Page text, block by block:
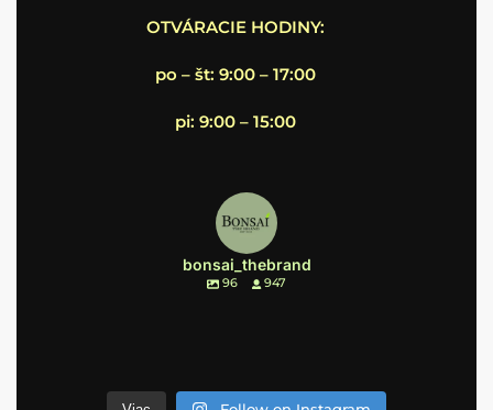
OTVÁRACIE HODINY:
po – št: 9:00 – 17:00
pi: 9:00 – 15:00
bonsai_thebrand
96 947